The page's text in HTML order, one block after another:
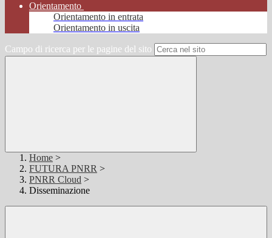
Orientamento
Orientamento in entrata
Orientamento in uscita
Campo di ricerca per le pagine del sito
Home >
FUTURA PNRR >
PNRR Cloud >
Disseminazione